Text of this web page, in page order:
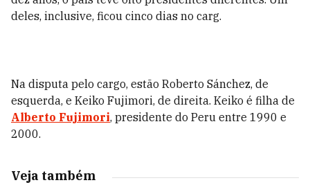
deles, inclusive, ficou cinco dias no carg.
Na disputa pelo cargo, estão Roberto Sánchez, de
esquerda, e Keiko Fujimori, de direita. Keiko é filha de
Alberto Fujimori, presidente do Peru entre 1990 e
2000.
Veja também